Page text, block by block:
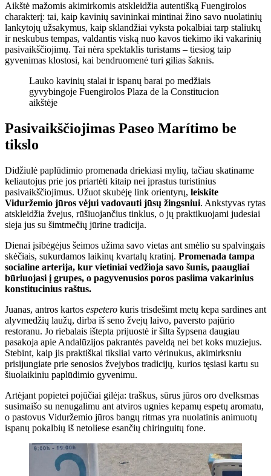
Aikštė mažomis akimirkomis atskleidžia autentišką Fuengirolos
charakterį: tai, kaip kavinių savininkai mintinai žino savo nuolatinių
lankytojų užsakymus, kaip sklandžiai vyksta pokalbiai tarp staliukų
ir neskubus tempas, valdantis viską nuo kavos tiekimo iki vakarinių
pasivaikščiojimų. Tai nėra spektaklis turistams – tiesiog taip
gyvenimas klostosi, kai bendruomenė turi gilias šaknis.
Lauko kavinių stalai ir ispanų barai po medžiais
gyvybingoje Fuengirolos Plaza de la Constitucion
aikštėje
Pasivaikščiojimas Paseo Marítimo be
tikslo
Didžiulė paplūdimio promenada driekiasi mylių, tačiau skatiname
keliautojus prie jos priartėti kitaip nei įprastus turistinius
pasivaikščiojimus. Užuot skubėję link orientyrų, leiskite
Viduržemio jūros vėjui vadovauti jūsų žingsniui. Ankstyvas rytas
atskleidžia žvejus, rūšiuojančius tinklus, o jų praktikuojami judesiai
sieja jus su šimtmečių jūrine tradicija.
Dienai įsibėgėjus šeimos užima savo vietas ant smėlio su spalvingais
skėčiais, sukurdamos laikinų kvartalų kratinį. Promenada tampa
socialine arterija, kur vietiniai vedžioja savo šunis, paaugliai
būriuojasi į grupes, o pagyvenusios poros pasiima vakarinius
konstitucinius raštus.
Juanas, antros kartos espetero kuris trisdešimt metų kepa sardines ant
alyvmedžių laužų, dirba iš seno žvejų laivo, paversto pajūrio
restoranu. Jo riebalais ištepta prijuostė ir šilta šypsena daugiau
pasakoja apie Andalūzijos pakrantės paveldą nei bet koks muziejus.
Stebint, kaip jis praktiškai tiksliai varto vėrinukus, akimirksniu
prisijungiate prie senosios žvejybos tradicijų, kurios tęsiasi kartu su
šiuolaikiniu paplūdimio gyvenimu.
Artėjant popietei pojūčiai gilėja: traškus, sūrus jūros oro dvelksmas
susimaišo su nenugalimu ant atviros ugnies kepamų espetų aromatu,
o pastovus Viduržemio jūros bangų ritmas yra nuolatinis animuotų
ispanų pokalbių iš netoliese esančių chiringuitų fone.